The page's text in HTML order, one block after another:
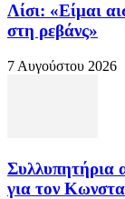
Λίσι: «Είμαι
στη ρεβάνς»
7 Αυγούστου 2026
Συλλυπητήρια
για τον